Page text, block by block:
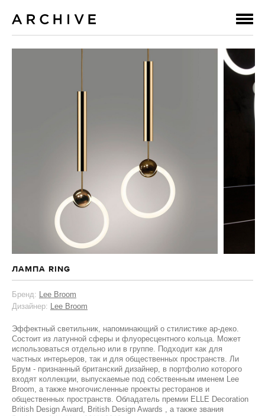
ЛАМПА RING
Бренд: Lee Broom
Дизайнер: Lee Broom
Эффектный светильник, напоминающий о стилистике ар-деко.
Состоит из латунной сферы и флуоресцентного кольца. Может
использоваться отдельно или в группе. Подходит как для
частных интерьеров, так и для общественных пространств. Ли
Брум - признанный британский дизайнер, в портфолио которого
входят коллекции, выпускаемые под собственным именем Lee
Broom, а также многочисленные проекты ресторанов и
общественных пространств. Обладатель премии ELLE Decoration
British Design Award, British Design Awards , а также звания